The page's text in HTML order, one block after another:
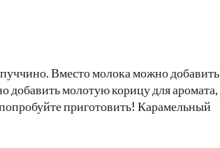
Вместо молока можно добавить
молотую корицу для аромата,
приготовить! Карамельный